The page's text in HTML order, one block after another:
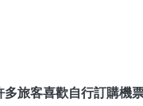
旅客喜歡自行訂購機